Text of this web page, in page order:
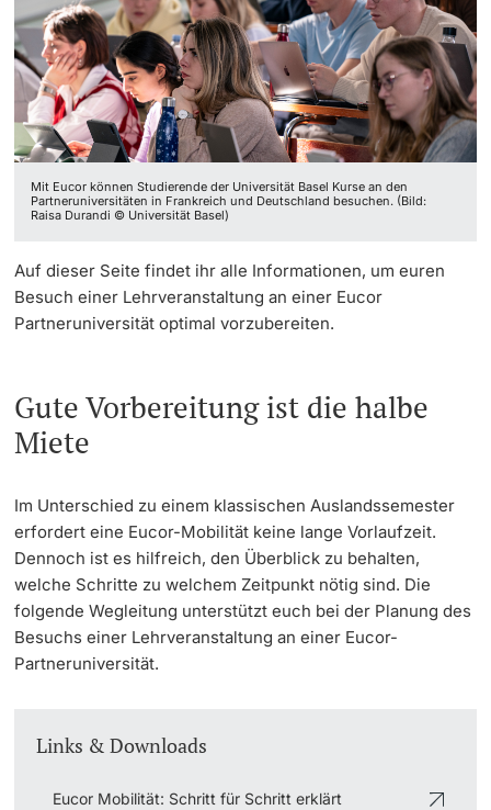
Doktorierende
weitere Informationen
Fördernde & Alumni
weitere Informationen
Dozierende
weitere Informationen
Termine & Fristen
Informationen, Veranstaltungen & Schnuppern
Studienberatung
Studienfachberatung
Fünf Gründe, in Basel zu studieren
Im Studium
Belegen
Termine & Fristen
Dokumente und Verifikation
«Start Smart»-Week
Erasmus Student Network Basel
Partneruniversitäten
Kontakt
Personalmobilität
Campus Credits
Weiterbildung
Universität
Mit Eucor können Studierende der Universität Basel Kurse an den
Partneruniversitäten in Frankreich und Deutschland besuchen. (Bild:
Raisa Durandi © Universität Basel)
Auf dieser Seite findet ihr alle Informationen, um euren
Besuch einer Lehrveranstaltung an einer Eucor
Partneruniversität optimal vorzubereiten.
Gute Vorbereitung ist die halbe
Miete
Im Unterschied zu einem klassischen Auslandssemester
erfordert eine Eucor-Mobilität keine lange Vorlaufzeit.
Dennoch ist es hilfreich, den Überblick zu behalten,
welche Schritte zu welchem Zeitpunkt nötig sind. Die
folgende Wegleitung unterstützt euch bei der Planung des
Besuchs einer Lehrveranstaltung an einer Eucor-
Partneruniversität.
Links & Downloads
Eucor Mobilität: Schritt für Schritt erklärt